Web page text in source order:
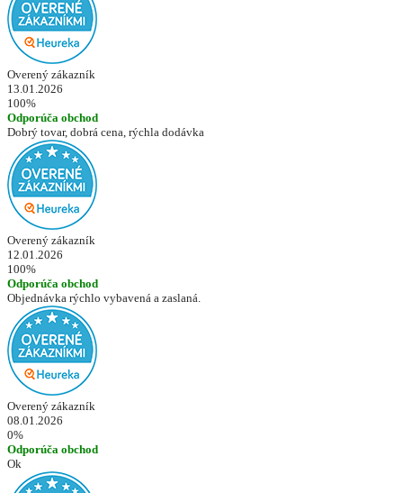
Overený zákazník
13.01.2026
100%
Odporúča obchod
Dobrý tovar, dobrá cena, rýchla dodávka
Overený zákazník
12.01.2026
100%
Odporúča obchod
Objednávka rýchlo vybavená a zaslaná.
Overený zákazník
08.01.2026
0%
Odporúča obchod
Ok